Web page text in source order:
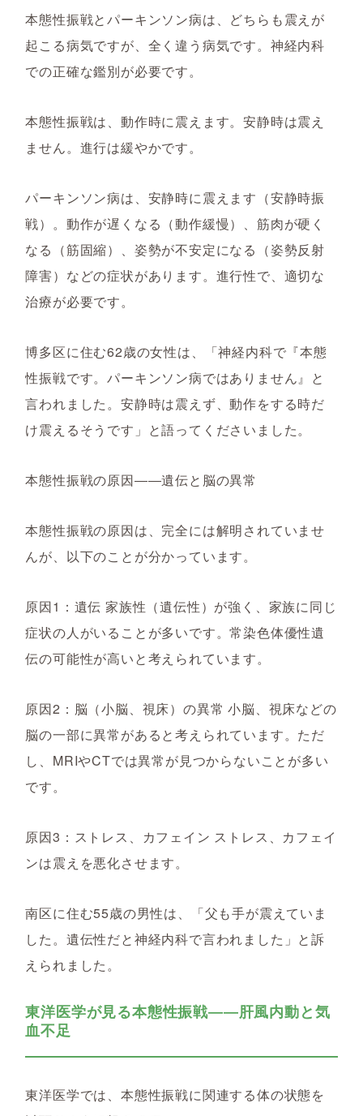
本態性振戦とパーキンソン病は、どちらも震えが
起こる病気ですが、全く違う病気です。神経内科
での正確な鑑別が必要です。
本態性振戦は、動作時に震えます。安静時は震え
ません。進行は緩やかです。
パーキンソン病は、安静時に震えます（安静時振
戦）。動作が遅くなる（動作緩慢）、筋肉が硬く
なる（筋固縮）、姿勢が不安定になる（姿勢反射
障害）などの症状があります。進行性で、適切な
治療が必要です。
博多区に住む62歳の女性は、「神経内科で『本態
性振戦です。パーキンソン病ではありません』と
言われました。安静時は震えず、動作をする時だ
け震えるそうです」と語ってくださいました。
本態性振戦の原因――遺伝と脳の異常
本態性振戦の原因は、完全には解明されていませ
んが、以下のことが分かっています。
原因1：遺伝 家族性（遺伝性）が強く、家族に同じ
症状の人がいることが多いです。常染色体優性遺
伝の可能性が高いと考えられています。
原因2：脳（小脳、視床）の異常 小脳、視床などの
脳の一部に異常があると考えられています。ただ
し、MRIやCTでは異常が見つからないことが多い
です。
原因3：ストレス、カフェイン ストレス、カフェイ
ンは震えを悪化させます。
南区に住む55歳の男性は、「父も手が震えていま
した。遺伝性だと神経内科で言われました」と訴
えられました。
東洋医学が見る本態性振戦――肝風内動と気
血不足
東洋医学では、本態性振戦に関連する体の状態を